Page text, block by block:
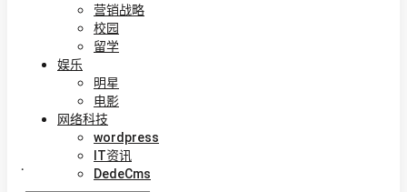
营销战略
校园
留学
娱乐
明星
电影
网络科技
wordpress
IT资讯
DedeCms
.